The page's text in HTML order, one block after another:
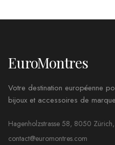
EuroMontres
Votre destination européenne
bijoux et accessoires de
Hagenholzstrasse 58, 8050 Zürich,
contact@euromontres.com